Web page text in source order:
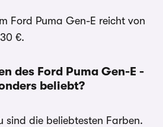
Ford Puma Gen-E reicht von
€.
des Ford Puma Gen-E -
beliebt?
sind die beliebtesten Farben.